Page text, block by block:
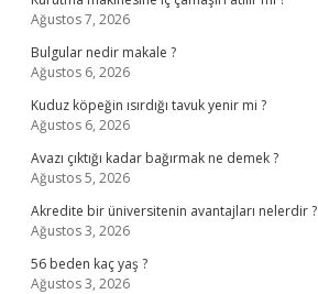
Ağustos 7, 2026
Bulgular nedir makale ?
Ağustos 6, 2026
Kuduz köpeğin ısırdığı tavuk yenir mi ?
Ağustos 6, 2026
Avazı çıktığı kadar bağırmak ne demek ?
Ağustos 5, 2026
Akredite bir üniversitenin avantajları nelerdir ?
Ağustos 3, 2026
56 beden kaç yaş ?
Ağustos 3, 2026